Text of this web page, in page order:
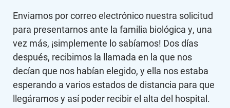
Enviamos por correo electrónico nuestra solicitud
para presentarnos ante la familia biológica y, una
vez más, ¡simplemente lo sabíamos! Dos días
después, recibimos la llamada en la que nos
decían que nos habían elegido, y ella nos estaba
esperando a varios estados de distancia para que
llegáramos y así poder recibir el alta del hospital.